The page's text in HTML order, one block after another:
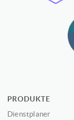
PRODUKTE
Dienstplaner